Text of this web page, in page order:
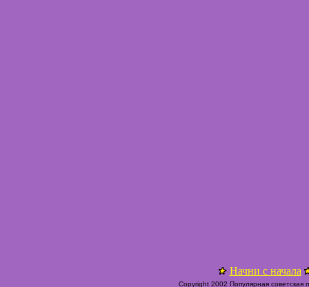
Начни с начала
Copyright 2002 Популярная советская